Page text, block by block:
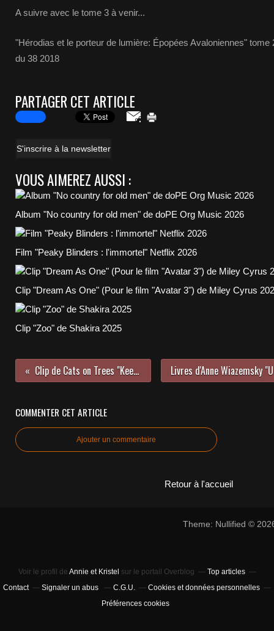
A suivre avec le tome 3 à venir...
"Hérodias et le porteur de lumière: Épopées Avaloniennes"
du 38 2018
PARTAGER CET ARTICLE
S'inscrire à la newsletter
VOUS AIMEREZ AUSSI :
Album "No country for old men" de doPE Org Music 2026
Film "Peaky Blinders : l'immortel" Netflix 2026
Clip "Dream As One" (Pour le film "Avatar 3") de Miley Cyrus
Clip "Zoo" de Shakira 2025
Clip de Cats on Trees "Keep on dancing" 2018
COMMENTER CET ARTICLE
Ajouter un commentaire
Retour à l'accueil
Theme: Nullified ©
Voir le profil de Annie et Kristel sur le portail Overblog
Top articles
Contact
Signaler un abus C.G.U.
Cookies et données personnelles
Préférences cookies